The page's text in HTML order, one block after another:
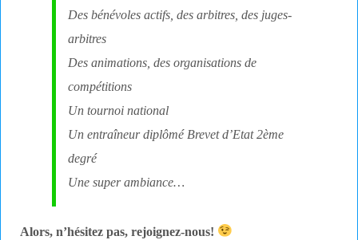
Des bénévoles actifs, des arbitres, des juges-
arbitres
Des animations, des organisations de
compétitions
Un tournoi national
Un entraîneur diplômé Brevet d’Etat 2ème
degré
Une super ambiance…
Alors, n’hésitez pas, rejoignez-nous!